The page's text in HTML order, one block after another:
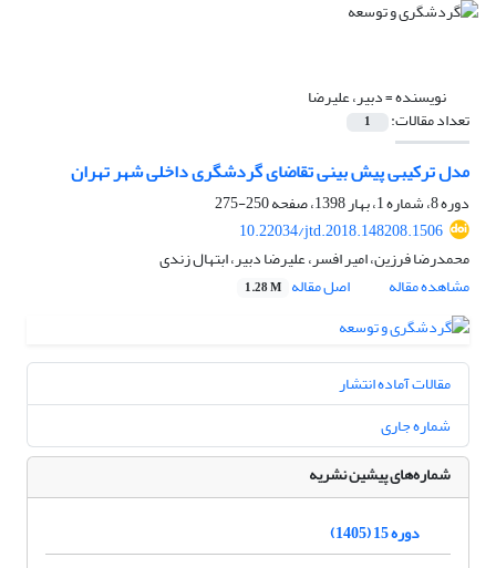
نویسنده =دبیر، علیرضا
تعداد مقالات: 1
مدل ترکیبی پیش بینی تقاضای گردشگری داخلی شهر تهران
دوره 8، شماره 1، بهار 1398، صفحه
250-275
10.22034/jtd.2018.148208.1506
محمدرضا فرزین، امیر افسر، علیرضا دبیر، ابتهال زندی
مشاهده مقاله
اصل مقاله 1.28 M
مقالات آماده انتشار
شماره جاری
شماره‌های پیشین نشریه
دوره 15 (1405)